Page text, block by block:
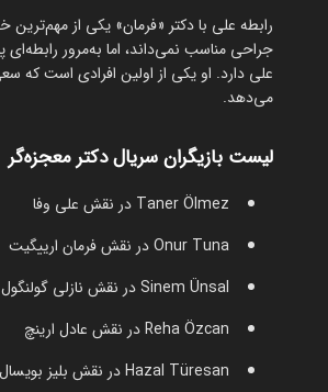
رابطه علی با دکتر «فرمان» یکی از
جراحی مناسب نمی‌داند، اما به‌مرور
علی دارد. او یکی از اولین افرادی است
می‌دهد.
لیست بازیگران سریال دکتر معجزه‌گر
Taner Ölmez در نقش علی وفا
Onur Tuna در نقش فرمان ارییگیت
Sinem Ünsal در نقش نازلی گولنگول
Reha Özcan در نقش عادل ارینچ
Hazal Türesan در نقش بلیز بویسال